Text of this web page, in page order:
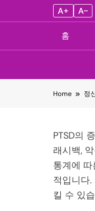
A+ A–
홈
Home 정
PTSD의
래시백,
통계에
적입니다
킬 수 있